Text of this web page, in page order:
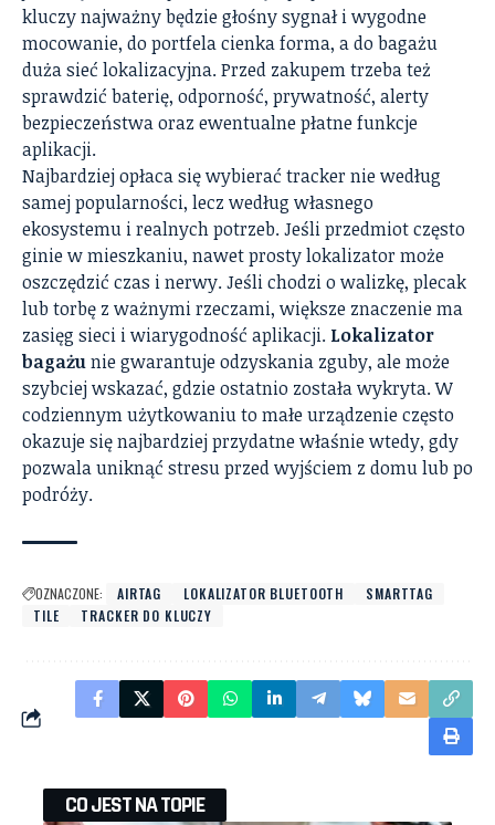
kluczy najważny będzie głośny sygnał i wygodne
mocowanie, do portfela cienka forma, a do bagażu
duża sieć lokalizacyjna. Przed zakupem trzeba też
sprawdzić baterię, odporność, prywatność, alerty
bezpieczeństwa oraz ewentualne płatne funkcje
aplikacji.
Najbardziej opłaca się wybierać tracker nie według
samej popularności, lecz według własnego
ekosystemu i realnych potrzeb. Jeśli przedmiot często
ginie w mieszkaniu, nawet prosty lokalizator może
oszczędzić czas i nerwy. Jeśli chodzi o walizkę, plecak
lub torbę z ważnymi rzeczami, większe znaczenie ma
zasięg sieci i wiarygodność aplikacji. Lokalizator
bagażunie gwarantuje odzyskania zguby, ale może
szybciej wskazać, gdzie ostatnio została wykryta. W
codziennym użytkowaniu to małe urządzenie często
okazuje się najbardziej przydatne właśnie wtedy, gdy
pozwala uniknąć stresu przed wyjściem z domu lub po
podróży.
OZNACZONE: AIRTAG LOKALIZATOR BLUETOOTH
SMARTTAG
TILE
TRACKER DO KLUCZY
CO JEST NA TOPIE